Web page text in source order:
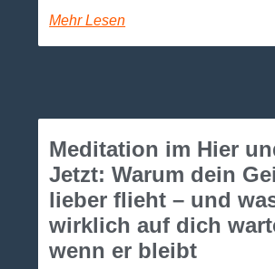
Mehr Lesen
Meditation im Hier
Jetzt: Warum dein
lieber flieht – und
wirklich auf dich
wenn er bleibt